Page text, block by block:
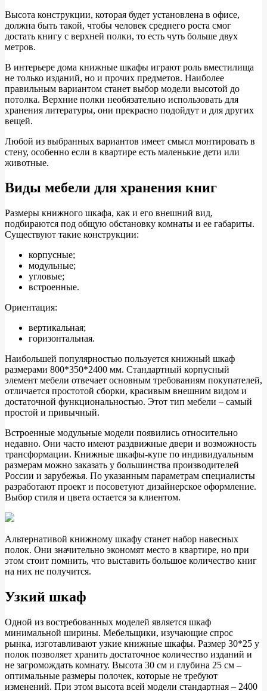
Высота конструкции, которая будет установлена в офисе,
должна быть такой, чтобы человек среднего роста смог
достать книгу с верхней полки, то есть чуть больше двух
метров.
В интерьере дома книжные шкафы играют роль вместилища
не только изданий, но и прочих предметов. Наиболее
правильным вариантом станет выбор модели высотой до
потолка. Верхние полки необязательно использовать для
хранения литературы, они прекрасно подойдут и для других
вещей.
Любой из выбранных вариантов имеет смысл монтировать в
стену, особенно если в квартире есть маленькие дети или
животные.
Виды мебели для хранения книг
Размеры книжного шкафа, как и его внешний вид,
подбираются под общую обстановку комнаты и ее габариты.
Существуют такие конструкции:
корпусные;
модульные;
угловые;
встроенные.
Ориентация:
вертикальная;
горизонтальная.
Наибольшей популярностью пользуется книжный шкаф
размерами 800*350*2400 мм. Стандартный корпусный
элемент мебели отвечает основным требованиям покупателей,
отличается простотой сборки, красивым внешним видом и
достаточной функциональностью. Этот тип мебели – самый
простой и привычный.
Встроенные модульные модели появились относительно
недавно. Они часто имеют раздвижные двери и возможность
трансформации. Книжные шкафы-купе по индивидуальным
размерам можно заказать у большинства производителей
России и зарубежья. По указанным параметрам специалисты
разработают проект и посоветуют дизайнерское оформление.
Выбор стиля и цвета остается за клиентом.
Альтернативой книжному шкафу станет набор навесных
полок. Они значительно экономят место в квартире, но при
этом стоит помнить, что выставить большое количество книг
на них не получится.
Узкий шкаф
Одной из востребованных моделей является шкаф
минимальной ширины. Мебельщики, изучающие спрос
рынка, изготавливают узкие книжные шкафы. Размер 30*25 у
полок позволяет хранить достаточное количество изданий и
не загромождать комнату. Высота 30 см и глубина 25 см –
оптимальные размеры полочек, которые не требуют
изменений. При этом высота всей модели стандартная – 2400